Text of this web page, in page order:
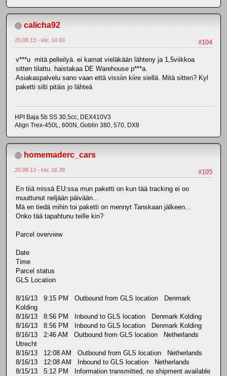
calicha92
#104
20.08.13 - klo: 14.03
v***u mitä pelleilyä. ei kamat vieläkään lähteny ja 1,5viikkoa
sitten tilattu. haistakaa DE Warehouse p***a.
Asiakaspalvelu sano vaan että vissiin kiire siellä. Mitä sitten? Kyl
paketti silti pitäis jo lähteä
HPI Baja 5b SS 30,5cc, DEX410V3
Align Trex-450L, 600N, Goblin 380, 570, DX8
homemaderc_cars
#105
20.08.13 - klo: 16.39
En tiiä missä EU:ssa mun paketti on kun tää tracking ei oo
muuttunut neljään päivään...
Mä en tiedä mihin toi paketti on mennyt Tanskaan jälkeen...
Onko tää tapahtunu teille kin?
Parcel overview
Date
Time
Parcel status
GLS Location
8/16/13 9:15 PM Outbound from GLS location Denmark
Kolding
8/16/13 8:56 PM Inbound to GLS location Denmark Kolding
8/16/13 8:56 PM Inbound to GLS location Denmark Kolding
8/16/13 2:46 AM Outbound from GLS location Netherlands
Utrecht
8/16/13 12:08 AM Outbound from GLS location Netherlands
8/16/13 12:08 AM Inbound to GLS location Netherlands
8/15/13 5:12 PM Information transmitted, no shipment available